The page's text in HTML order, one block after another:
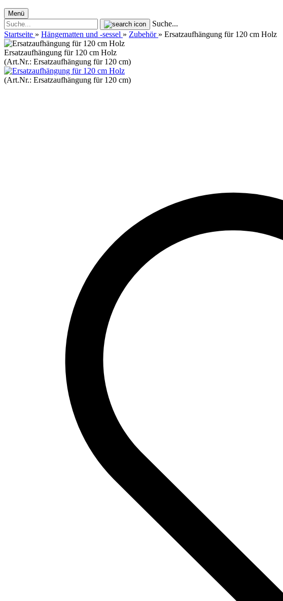
Menü
Suche...
Startseite » Hängematten und -sessel » Zubehör » Ersatzaufhängung für 120 cm Holz
Ersatzaufhängung für 120 cm Holz
(Art.Nr.: Ersatzaufhängung für 120 cm)
(Art.Nr.: Ersatzaufhängung für 120 cm)